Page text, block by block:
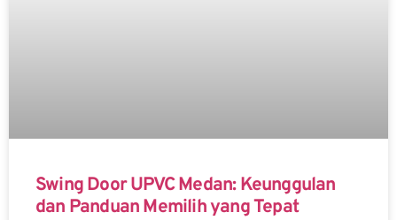
Swing Door UPVC Medan: Keunggulan
dan Panduan Memilih yang Tepat